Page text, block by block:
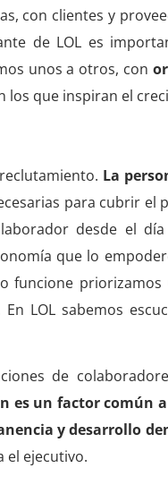
con clientes y
de LOL es
unos a otros, con
los que inspiran el
La
para cubrir el
desde el
que lo
funcione
LOL sabemos
de
es un factor común
y desarrollo
el ejecutivo.